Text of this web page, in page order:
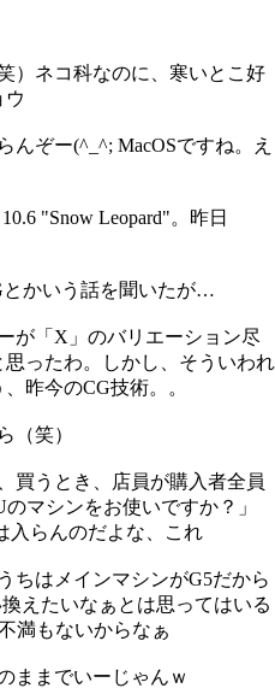
）ネコ科なのに、寒いとこ好
ウ
んぞー(^_^; MacOSですね。え
"Snow Leopard"。昨日
とかいう話を聞いたが…
が「X」のバリエーション尽
ったわ。しかし、そういわれ
昨今のCG技術。。
（笑）
買うとき、店員が購入者全員
マシンをお使いですか？」
入らんのだよな、これ
ちはメインマシンがG5だから
えたいなぁとは思ってはいる
満もないからなぁ
ままでいーじゃんｗ